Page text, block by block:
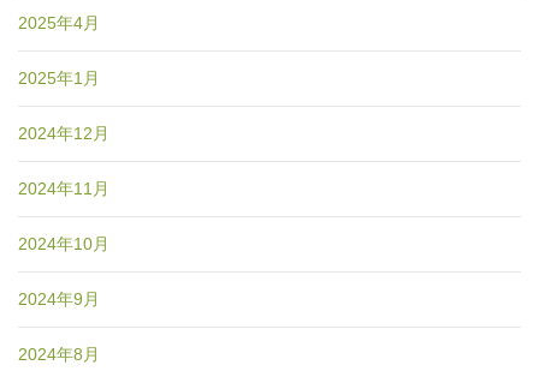
2025年4月
2025年1月
2024年12月
2024年11月
2024年10月
2024年9月
2024年8月